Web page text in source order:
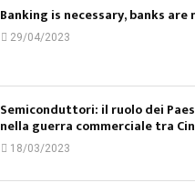
Banking is necessary, banks are
29/04/2023
Semiconduttori: il ruolo dei
nella guerra commerciale tra
18/03/2023